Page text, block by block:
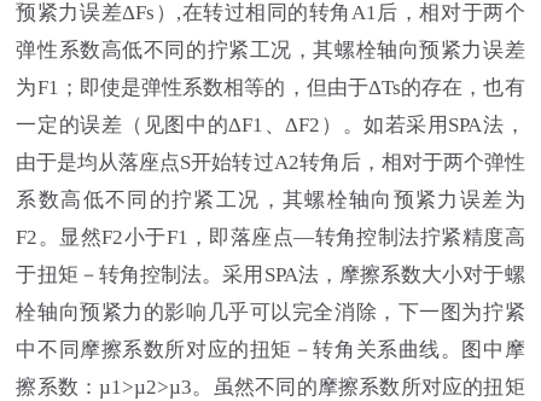
预紧力误差ΔFs）,在转过相同的转角A1后，相对于两个
弹性系数高低不同的拧紧工况，其螺栓轴向预紧力误差
为F1；即使是弹性系数相等的，但由于ΔTs的存在，也有
一定的误差（见图中的ΔF1、ΔF2）。如若采用SPA法，
由于是均从落座点S开始转过A2转角后，相对于两个弹性
系数高低不同的拧紧工况，其螺栓轴向预紧力误差为
F2。显然F2小于F1，即落座点—转角控制法拧紧精度高
于扭矩－转角控制法。采用SPA法，摩擦系数大小对于螺
栓轴向预紧力的影响几乎可以完全消除，下一图为拧紧
中不同摩擦系数所对应的扭矩－转角关系曲线。图中摩
擦系数：µ1>µ2>µ3。虽然不同的摩擦系数所对应的扭矩